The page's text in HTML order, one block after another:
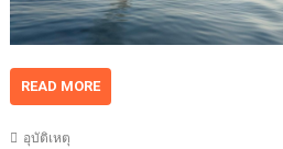
READ MORE
อุบัติเหตุ